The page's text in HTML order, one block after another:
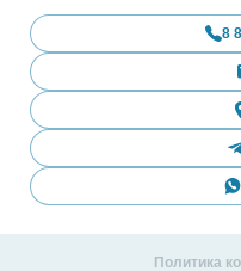
8
Политика